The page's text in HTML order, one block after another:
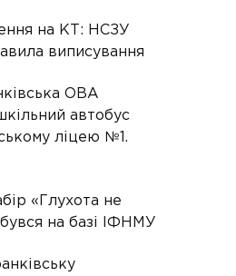
на КТ: НСЗУ
виписування
ОВА
автобус
ліцею №1.
«Глухота не
на базі ІФНМУ